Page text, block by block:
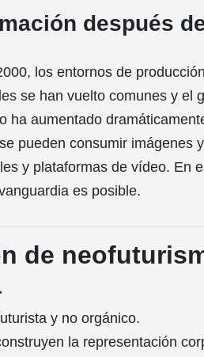
después
los entornos de
se han vuelto comunes y el
ha aumentado
pueden consumir imágenes
y plataformas de vídeo. En
es posible.
de
y no orgánico.
la representación